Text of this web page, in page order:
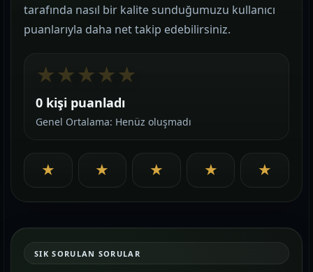
tarafında nasıl bir kalite sunduğumuzu kullanıcı
puanlarıyla daha net takip edebilirsiniz.
★★★★★
0 kişi puanladı
Genel Ortalama: Henüz oluşmadı
★ ★ ★ ★ ★
SIK SORULAN SORULAR